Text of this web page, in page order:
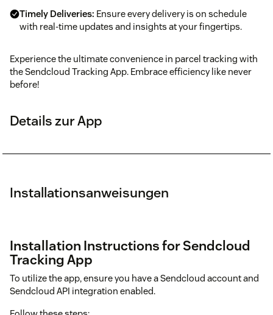
Timely Deliveries: Ensure every delivery is on schedule
with real-time updates and insights at your fingertips.
Experience the ultimate convenience in parcel tracking with
the Sendcloud Tracking App. Embrace efficiency like never
before!
Details zur App
Installationsanweisungen
Installation Instructions for Sendcloud
Tracking App
To utilize the app, ensure you have a Sendcloud account and
Sendcloud API integration enabled.